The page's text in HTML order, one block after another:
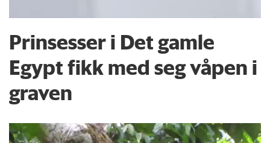
Prinsesser i Det gamle
Egypt fikk med seg våpen i
graven